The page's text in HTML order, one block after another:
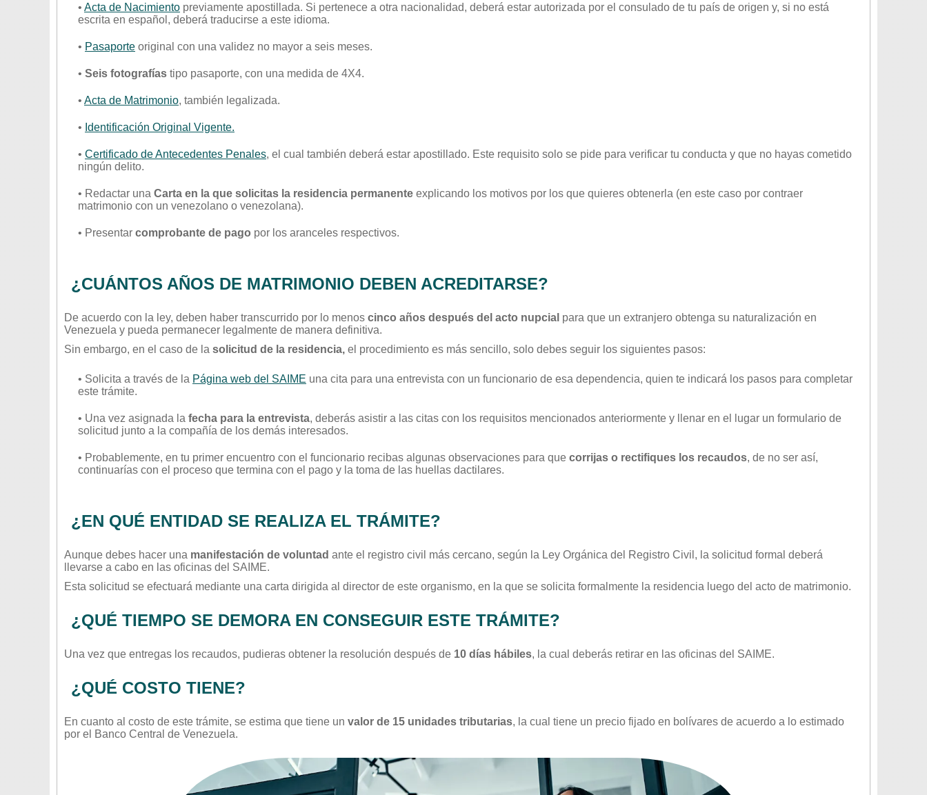
• Acta de Nacimiento previamente apostillada. Si pertenece a otra nacionalidad, deberá estar autorizada por el consulado de tu país de origen y, si no está
escrita en español, deberá traducirse a este idioma.
• Pasaporte original con una validez no mayor a seis meses.
• Seis fotografías tipo pasaporte, con una medida de 4X4.
• Acta de Matrimonio, también legalizada.
• Identificación Original Vigente.
• Certificado de Antecedentes Penales, el cual también deberá estar apostillado. Este requisito solo se pide para verificar tu conducta y que no hayas cometido
ningún delito.
• Redactar una Carta en la que solicitas la residencia permanente explicando los motivos por los que quieres obtenerla (en este caso por contraer
matrimonio con un venezolano o venezolana).
• Presentar comprobante de pago por los aranceles respectivos.
¿CUÁNTOS AÑOS DE MATRIMONIO DEBEN ACREDITARSE?
De acuerdo con la ley, deben haber transcurrido por lo menos cinco años después del acto nupcial para que un extranjero obtenga su naturalización en
Venezuela y pueda permanecer legalmente de manera definitiva.
Sin embargo, en el caso de la solicitud de la residencia, el procedimiento es más sencillo, solo debes seguir los siguientes pasos:
• Solicita a través de la Página web del SAIME una cita para una entrevista con un funcionario de esa dependencia, quien te indicará los pasos para completar
este trámite.
• Una vez asignada la fecha para la entrevista, deberás asistir a las citas con los requisitos mencionados anteriormente y llenar en el lugar un formulario de
solicitud junto a la compañía de los demás interesados.
• Probablemente, en tu primer encuentro con el funcionario recibas algunas observaciones para que corrijas o rectifiques los recaudos, de no ser así,
continuarías con el proceso que termina con el pago y la toma de las huellas dactilares.
¿EN QUÉ ENTIDAD SE REALIZA EL TRÁMITE?
Aunque debes hacer una manifestación de voluntad ante el registro civil más cercano, según la Ley Orgánica del Registro Civil, la solicitud formal deberá
llevarse a cabo en las oficinas del SAIME.
Esta solicitud se efectuará mediante una carta dirigida al director de este organismo, en la que se solicita formalmente la residencia luego del acto de matrimonio.
¿QUÉ TIEMPO SE DEMORA EN CONSEGUIR ESTE TRÁMITE?
Una vez que entregas los recaudos, pudieras obtener la resolución después de 10 días hábiles, la cual deberás retirar en las oficinas del SAIME.
¿QUÉ COSTO TIENE?
En cuanto al costo de este trámite, se estima que tiene un valor de 15 unidades tributarias, la cual tiene un precio fijado en bolívares de acuerdo a lo estimado
por el Banco Central de Venezuela.